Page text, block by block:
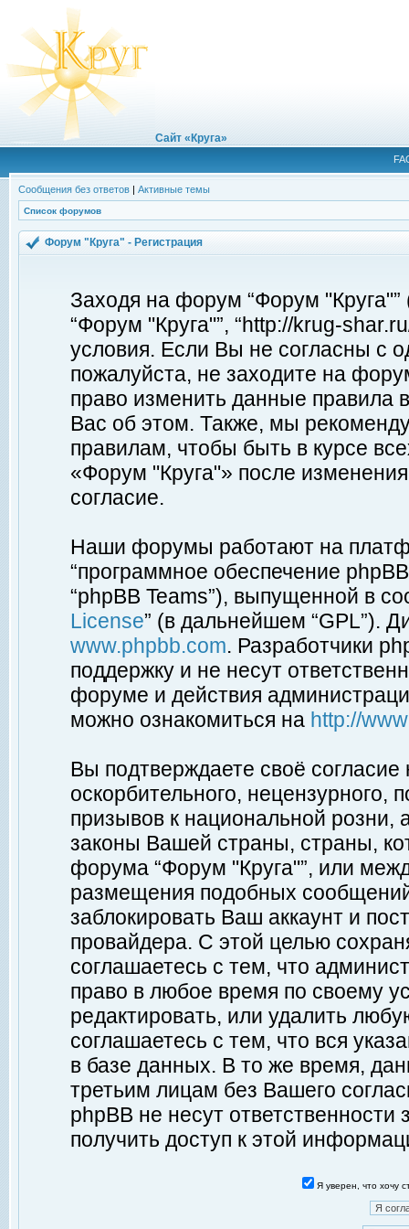
Сайт «Круга»
Сообщения без ответов | Активные темы
Список форумов
Форум "Круга" - Регистрация
Заходя на форум “Форум
“Форум "Круга"”, “http://krug-
условия. Если Вы не согласны с
пожалуйста, не заходите на
право изменить данные правила
Вас об этом. Также, мы
правилам, чтобы быть в курсе
«Форум "Круга"» после
согласие.
Наши форумы работают на
“программное обеспечение
“phpBB Teams”), выпущенной в
License” (в дальнейшем “GPL”).
www.phpbb.com. Разработчики
поддержку и не несут
форуме и действия
можно ознакомиться на http://
Вы подтверждаете своё
оскорбительного, нецензурного,
призывов к национальной
законы Вашей страны, страны,
форума “Форум "Круга"”, или
размещения подобных
заблокировать Ваш аккаунт и
провайдера. С этой целью
соглашаетесь с тем, что
право в любое время по своему
редактировать, или удалить
соглашаетесь с тем, что вся
в базе данных. В то же время,
третьим лицам без Вашего
phpBB не несут ответственности
получить доступ к этой
Я уверен, что хочу